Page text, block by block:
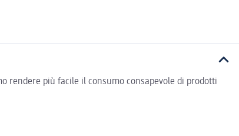
rendere più facile il consumo consapevole di prodotti